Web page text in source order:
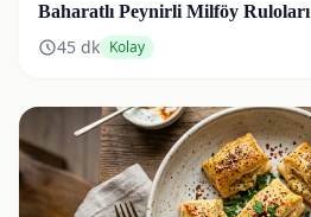
Baharatlı Peynirli Milföy Ruloları
45 dk Kolay